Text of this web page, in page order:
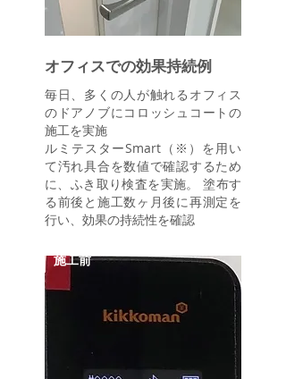
オフィスでの効果持続例
毎日、多くの人が触れるオフィス
のドアノブにコロッシュコートの
施工を実施
ルミテスターSmart（※）を用い
て汚れ具合を数値で確認するため
に、ふき取り検査を実施。 塗布す
る前後と施工数ヶ月後に再測定を
行い、効果の持続性を確認
施工前